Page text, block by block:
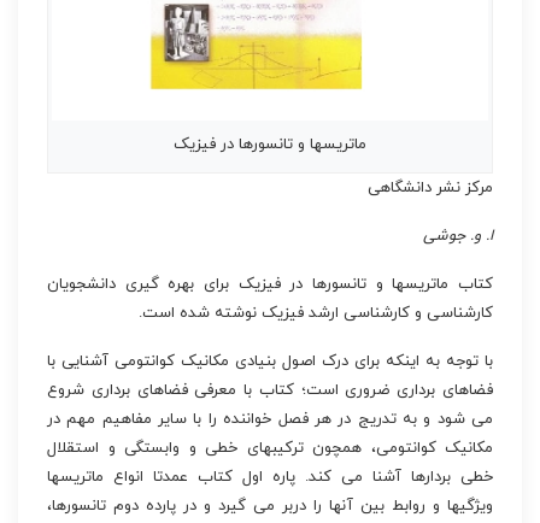
ماتریسها و تانسورها در فیزیک
مرکز نشر دانشگاهی
ا. و. جوشی
کتاب ماتریسها و تانسورها در فیزیک برای بهره گیری دانشجویان
کارشناسی و کارشناسی ارشد فیزیک نوشته شده است.
با توجه به اینکه برای درک اصول بنیادی مکانیک کوانتومی آشنایی با
فضاهای برداری ضروری است؛ کتاب با معرفی فضاهای برداری شروع
می شود و به تدریج در هر فصل خواننده را با سایر مفاهیم مهم در
مکانیک کوانتومی، همچون ترکیبهای خطی و وابستگی و استقلال
خطی بردارها آشنا می کند. پاره اول کتاب عمدتا انواع ماتریسها
ویژگیها و روابط بین آنها را دربر می گیرد و در پارده دوم تانسورها،